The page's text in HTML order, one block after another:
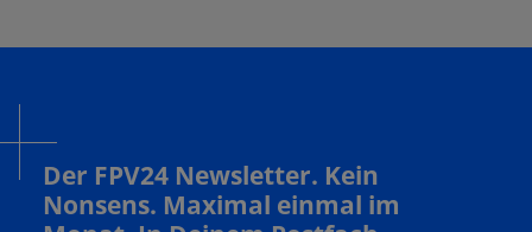
Der FPV24 Newsletter. Kein
Nonsens. Maximal einmal im